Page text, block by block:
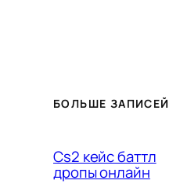
БОЛЬШЕ ЗАПИСЕЙ
Cs2 кейс баттл
дропы онлайн